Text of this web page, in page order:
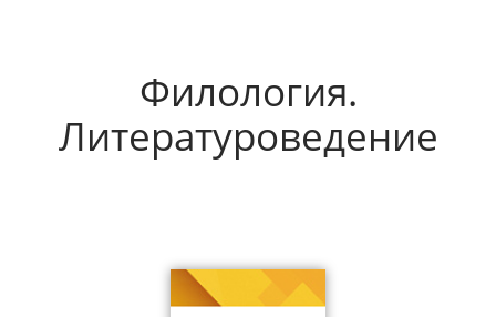
Филология.
Литературоведение